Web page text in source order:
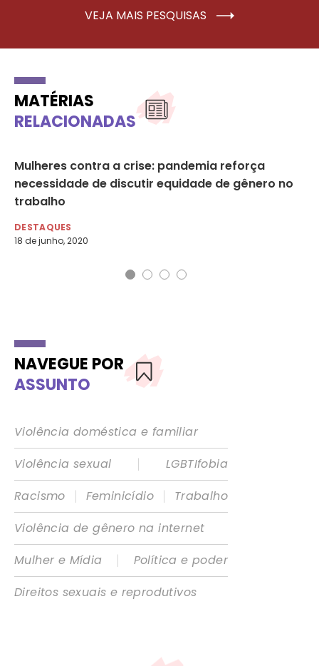
VEJA MAIS PESQUISAS
MATÉRIAS
RELACIONADAS
Mulheres contra a crise: pandemia reforça
necessidade de discutir equidade de gênero no
trabalho
DESTAQUES
18 de junho, 2020
NAVEGUE POR
ASSUNTO
Violência doméstica e familiar
Violência sexual
|
LGBTIfobia
Racismo
| Feminicídio |
Trabalho
Violência de gênero na internet
Mulher e Mídia
|
Política e poder
Direitos sexuais e reprodutivos